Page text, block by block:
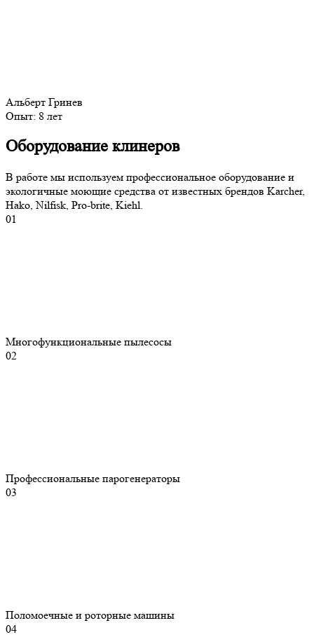
Альберт Гринев
Опыт: 8 лет
Оборудование клинеров
В работе мы используем профессиональное оборудование и
экологичные моющие средства от известных брендов Karcher,
Hako, Nilfisk, Pro-brite, Kiehl.
01
Многофункциональные пылесосы
02
Профессиональные парогенераторы
03
Поломоечные и роторные машины
04